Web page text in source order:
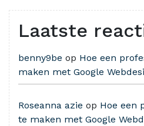
Laatste
benny9be op Hoe een
maken met Google
Roseanna azie op Hoe een
te maken met Google